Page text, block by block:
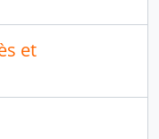
sargento
de providencia
de multa
para el sargento
et